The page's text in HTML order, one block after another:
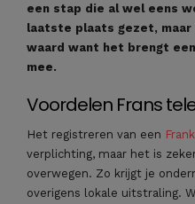
een stap die al wel eens
laatste plaats gezet,
waard want het brengt
mee.
Voordelen Frans
Het registreren van een
verplichting, maar het is
overwegen. Zo krijgt je
overigens lokale uitstraling.